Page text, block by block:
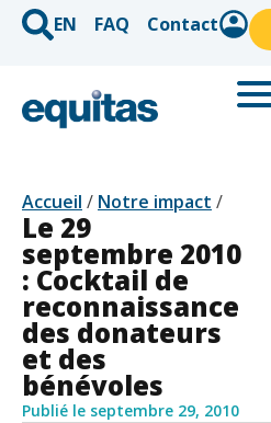
EN FAQ Contact
Accueil / Notre impact /
Le 29
septembre 2010
: Cocktail de
reconnaissance
des donateurs
et des
bénévoles
Publié le septembre 29, 2010